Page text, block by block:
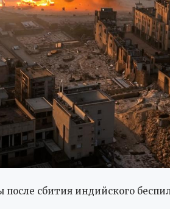
сбития индийского